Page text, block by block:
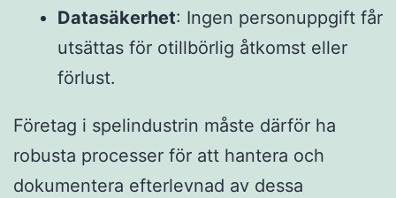
Datasäkerhet: Ingen personuppgift får
utsättas för otillbörlig åtkomst eller
förlust.
Företag i spelindustrin måste därför ha
robusta processer för att hantera och
dokumentera efterlevnad av dessa